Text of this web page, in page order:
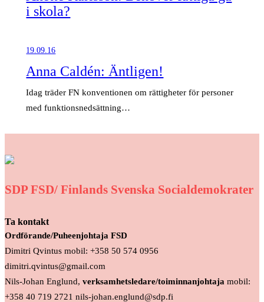
i skola?
19.09.16
Anna Caldén: Äntligen!
Idag träder FN konventionen om rättigheter för personer
med funktionsnedsättning…
SDP FSD/ Finlands Svenska Socialdemokrater
Ta kontakt
Ordförande/Puheenjohtaja FSD
Dimitri Qvintus mobil: +358 50 574 0956
dimitri.qvintus@gmail.com
Nils-Johan Englund, verksamhetsledare/toiminnanjohtaja mobil:
+358 40 719 2721 nils-johan.englund@sdp.fi